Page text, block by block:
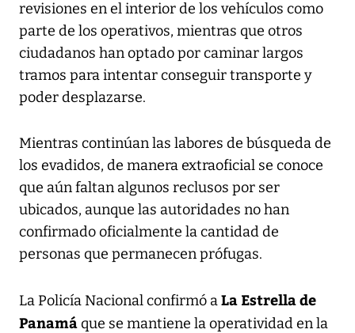
revisiones en el interior de los vehículos como
parte de los operativos, mientras que otros
ciudadanos han optado por caminar largos
tramos para intentar conseguir transporte y
poder desplazarse.
Mientras continúan las labores de búsqueda de
los evadidos, de manera extraoficial se conoce
que aún faltan algunos reclusos por ser
ubicados, aunque las autoridades no han
confirmado oficialmente la cantidad de
personas que permanecen prófugas.
La Policía Nacional confirmó aLa Estrella de
Panamáque se mantiene la operatividad en la